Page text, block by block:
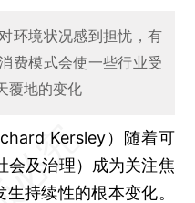
环境状况感到担忧，有
费模式会使一些行业受
覆地的变化
Kersley） 随着可
会及治理）成为关注焦
持续性的根本变化。